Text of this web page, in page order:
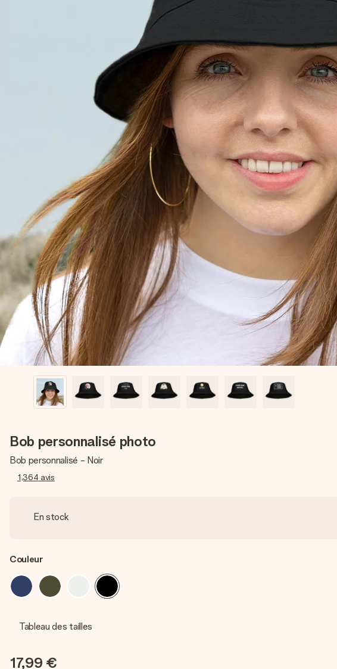
Bob personnalisé photo
Bob personnalisé - Noir
1,364 avis
En stock
Couleur
Tableau des tailles
17,99 €